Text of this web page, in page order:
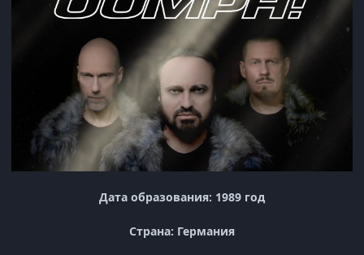
Дата образования: 1989 год
Страна: Германия